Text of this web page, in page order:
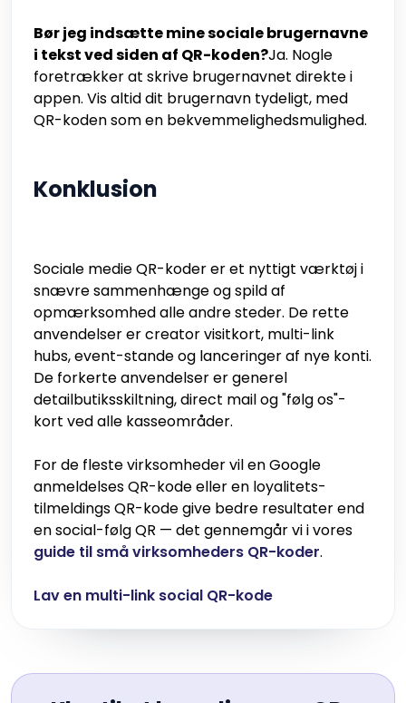
Bør jeg indsætte mine sociale brugernavne
i tekst ved siden af QR-koden?Ja. Nogle
foretrækker at skrive brugernavnet direkte i
appen. Vis altid dit brugernavn tydeligt, med
QR-koden som en bekvemmelighedsmulighed.
Konklusion
Sociale medie QR-koder er et nyttigt værktøj i
snævre sammenhænge og spild af
opmærksomhed alle andre steder. De rette
anvendelser er creator visitkort, multi-link
hubs, event-stande og lanceringer af nye konti.
De forkerte anvendelser er generel
detailbutiksskiltning, direct mail og "følg os"-
kort ved alle kasseområder.
For de fleste virksomheder vil en Google
anmeldelses QR-kode eller en loyalitets-
tilmeldings QR-kode give bedre resultater end
en social-følg QR — det gennemgår vi i vores
guide til små virksomheders QR-koder.
Lav en multi-link social QR-kode